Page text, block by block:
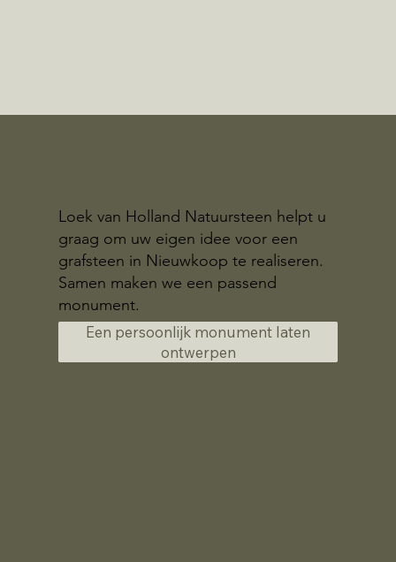
Loek van Holland Natuursteen helpt u
graag om uw eigen idee voor een
grafsteen in Nieuwkoop te realiseren.
Samen maken we een passend
monument.
Een persoonlijk monument laten
ontwerpen